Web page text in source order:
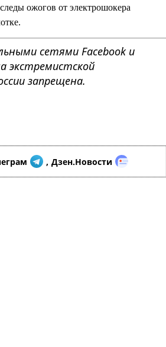
ожогов от электрошокера
сетями Facebook и
экстремистской
запрещена.
, Дзен.Новости